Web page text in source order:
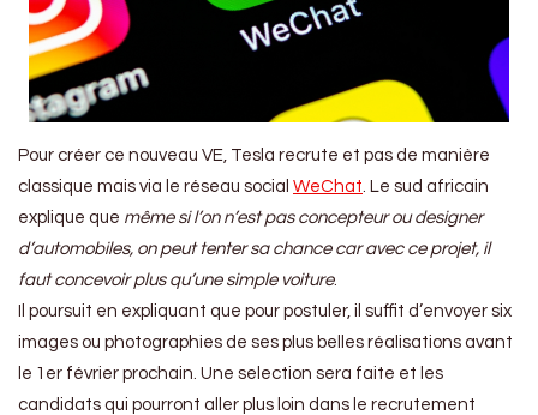
Pour créer ce nouveau VE, Tesla recrute et pas de manière
classique mais via le réseau social WeChat . Le sud africain
explique que même si l’on n’est pas concepteur ou designer
d’automobiles, on peut tenter sa chance car avec ce projet, il
faut concevoir plus qu’une simple voiture.
Il poursuit en expliquant que pour postuler, il suffit d’envoyer six
images ou photographies de ses plus belles réalisations avant
le 1er février prochain. Une selection sera faite et les
candidats qui pourront aller plus loin dans le recrutement